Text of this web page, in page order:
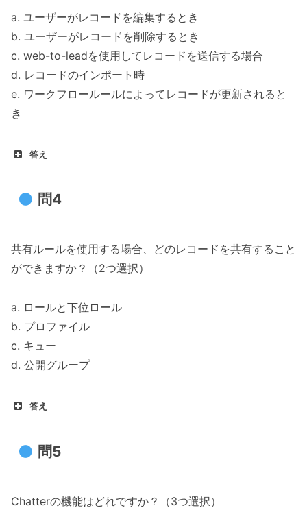
a. ユーザーがレコードを編集するとき
b. ユーザーがレコードを削除するとき
c. web-to-leadを使用してレコードを送信する場合
d. レコードのインポート時
e. ワークフロールールによってレコードが更新されると
き
答え
問4
共有ルールを使用する場合、どのレコードを共有すること
ができますか？（2つ選択）
a. ロールと下位ロール
b. プロファイル
c. キュー
d. 公開グループ
答え
問5
Chatterの機能はどれですか？（3つ選択）